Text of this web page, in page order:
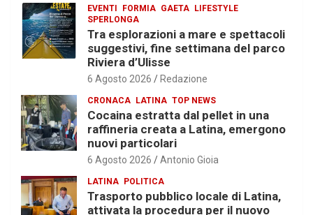
EVENTI FORMIA GAETA LIFESTYLE
SPERLONGA
Tra esplorazioni a mare e spettacoli
suggestivi, fine settimana del parco
Riviera d’Ulisse
6 Agosto 2026 Redazione
CRONACA LATINA TOP NEWS
Cocaina estratta dal pellet in una
raffineria creata a Latina, emergono
nuovi particolari
6 Agosto 2026 Antonio Gioia
LATINA POLITICA
Trasporto pubblico locale di Latina,
attivata la procedura per il nuovo